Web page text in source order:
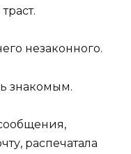
незаконного.
знакомым.
распечатала